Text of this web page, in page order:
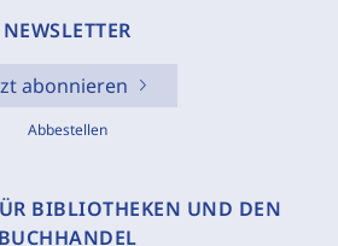
NEWSLETTER
abonnieren
Abbestellen
BIBLIOTHEKEN UND DEN
BUCHHANDEL